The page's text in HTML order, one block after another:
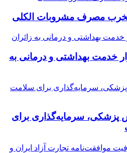
مصرف مشروبات الکلی
دو میلیون و ۴۲۶ هزار خدمت بهداشتی و درمانی به
سرمایه‌گذاری برای